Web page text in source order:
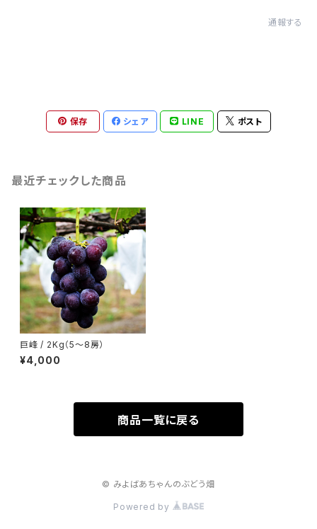
通報する
保存 シェア LINE ポスト
最近チェックした商品
巨峰 / 2Kg（5～8房）
¥4,000
商品一覧に戻る
© みよばあちゃんのぶどう畑
Powered by